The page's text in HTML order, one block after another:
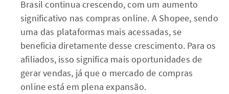
Brasil continua crescendo, com um aumento
significativo nas compras online. A Shopee, sendo
uma das plataformas mais acessadas, se
beneficia diretamente desse crescimento. Para os
afiliados, isso significa mais oportunidades de
gerar vendas, já que o mercado de compras
online está em plena expansão.